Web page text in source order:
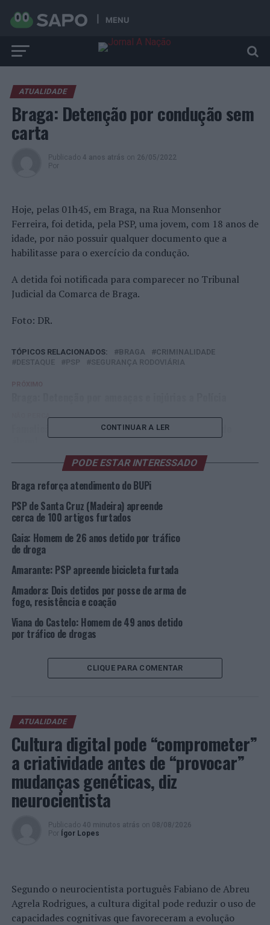
MENU
ATUALIDADE
Braga: Detenção por condução sem
carta
Publicado 4 anos atrás on 26/05/2022
Por
Hoje, pelas 01h45, em Braga, na Rua Monsenhor
Ferreira, foi detida, pela PSP, uma jovem, com 18 anos de
idade, por não possuir qualquer documento que a
habilitasse para o exercício da condução.
A detida foi notificada para comparecer no Tribunal
Judicial da Comarca de Braga.
Foto: DR.
TÓPICOS RELACIONADOS: BRAGA
CRIMINALIDADE
DESTAQUE
PSP SEGURANÇA RODOVIÁRIA
NÃO PERCA
Famalicão: Detenção por condução sob o efeito do
CONTINUAR A LER
PODE ESTAR INTERESSADO
Braga reforça atendimento do BUPi
PSP de Santa Cruz (Madeira) apreende
cerca de 100 artigos furtados
Gaia: Homem de 26 anos detido por tráfico
de droga
Amarante: PSP apreende bicicleta furtada
Amadora: Dois detidos por posse de arma de
fogo, resistência e coação
Viana do Castelo: Homem de 49 anos detido
por tráfico de drogas
CLIQUE PARA COMENTAR
ATUALIDADE
Cultura digital pode “comprometer”
a criatividade antes de “provocar”
mudanças genéticas, diz
neurocientista
Publicado 40 minutos atrás on 08/08/2026
Por
Ígor Lopes
Segundo o neurocientista português Fabiano de Abreu
Agrela Rodrigues, a cultura digital pode reduzir o uso de
capacidades cognitivas que favoreceram a evolução